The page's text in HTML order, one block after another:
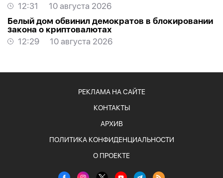
12:31
10 августа 2026
Белый дом обвинил демократов в блокировании
закона о криптовалютах
12:29
10 августа 2026
РЕКЛАМА НА САЙТЕ
КОНТАКТЫ
АРХИВ
ПОЛИТИКА КОНФИДЕНЦИАЛЬНОСТИ
О ПРОЕКТЕ